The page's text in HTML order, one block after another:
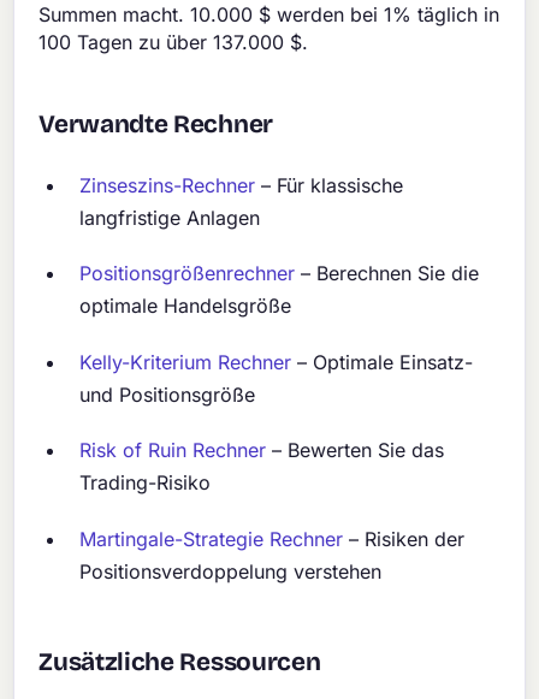
Summen macht. 10.000 $ werden bei 1% täglich in
100 Tagen zu über 137.000 $.
Verwandte Rechner
Zinseszins-Rechner – Für klassische
langfristige Anlagen
Positionsgrößenrechner – Berechnen Sie die
optimale Handelsgröße
Kelly-Kriterium Rechner – Optimale Einsatz-
und Positionsgröße
Risk of Ruin Rechner – Bewerten Sie das
Trading-Risiko
Martingale-Strategie Rechner – Risiken der
Positionsverdoppelung verstehen
Zusätzliche Ressourcen